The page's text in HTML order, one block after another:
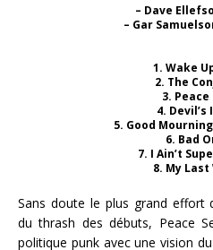
– Dave
– Gar
1. Wake
2. The
3. Peace
4. Devil’s
5. Good
6. Bad
7. I Ain’t
8. My Last
Sans doute le plus grand effort
du thrash des débuts, Peace
politique punk avec une vision